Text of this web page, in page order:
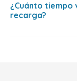
¿Cuánto tiempo
recarga?